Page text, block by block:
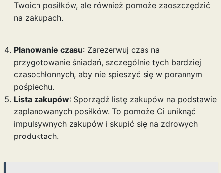
Twoich posiłków, ale również pomoże zaoszczędzić
na zakupach.
Planowanie czasu: Zarezerwuj czas na
przygotowanie śniadań, szczególnie tych bardziej
czasochłonnych, aby nie spieszyć się w porannym
pośpiechu.
Lista zakupów: Sporządź listę zakupów na podstawie
zaplanowanych posiłków. To pomoże Ci uniknąć
impulsywnych zakupów i skupić się na zdrowych
produktach.